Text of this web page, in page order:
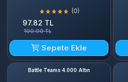
(0)
97.82 TL
100.00 TL
Sepete Ekle
Battle Teams 4.000 Altın